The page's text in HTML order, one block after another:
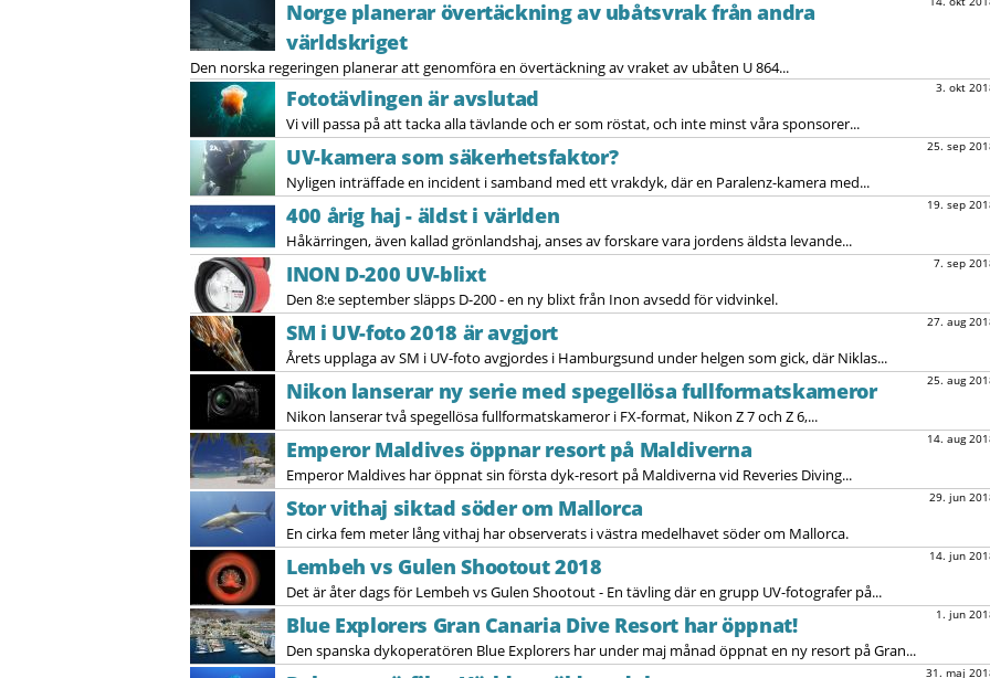
Norge planerar övertäckning av ubåtsvrak från andra
världskriget
Den norska regeringen planerar att genomföra en övertäckning av vraket av ubåten U 864...
3. okt
Fototävlingen är avslutad
Vi vill passa på att tacka alla tävlande och er som röstat, och inte minst våra sponsorer...
25. sep
UV-kamera som säkerhetsfaktor?
Nyligen inträffade en incident i samband med ett vrakdyk, där en Paralenz-kamera med...
19. sep
400 årig haj - äldst i världen
Håkärringen, även kallad grönlandshaj, anses av forskare vara jordens äldsta levande...
7. sep
INON D-200 UV-blixt
Den 8:e september släpps D-200 - en ny blixt från Inon avsedd för vidvinkel.
27. aug
SM i UV-foto 2018 är avgjort
Årets upplaga av SM i UV-foto avgjordes i Hamburgsund under helgen som gick, där Niklas...
25. aug
Nikon lanserar ny serie med spegellösa fullformatskameror
Nikon lanserar två spegellösa fullformatskameror i FX-format, Nikon Z 7 och Z 6,...
14. aug
Emperor Maldives öppnar resort på Maldiverna
Emperor Maldives har öppnat sin första dyk-resort på Maldiverna vid Reveries Diving...
29. jun
Stor vithaj siktad söder om Mallorca
En cirka fem meter lång vithaj har observerats i västra medelhavet söder om Mallorca.
14. jun
Lembeh vs Gulen Shootout 2018
Det är åter dags för Lembeh vs Gulen Shootout - En tävling där en grupp UV-fotografer på...
1. jun
Blue Explorers Gran Canaria Dive Resort har öppnat!
Den spanska dykoperatören Blue Explorers har under maj månad öppnat en ny resort på Gran...
31. maj